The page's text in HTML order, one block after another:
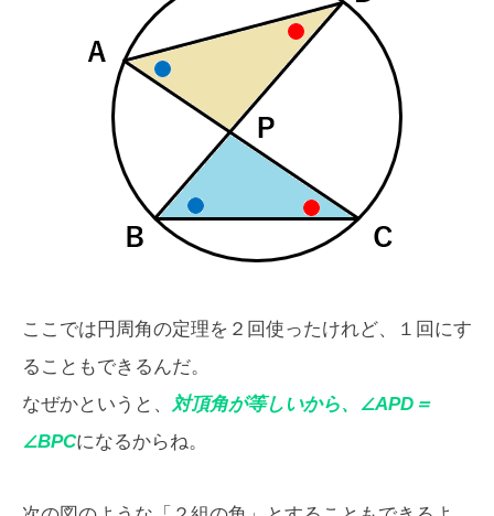
ここでは円周角の定理を２回使ったけれど、１回にす
ることもできるんだ。
なぜかというと、 対頂角が等しいから、∠APD＝
∠BPCになるからね。